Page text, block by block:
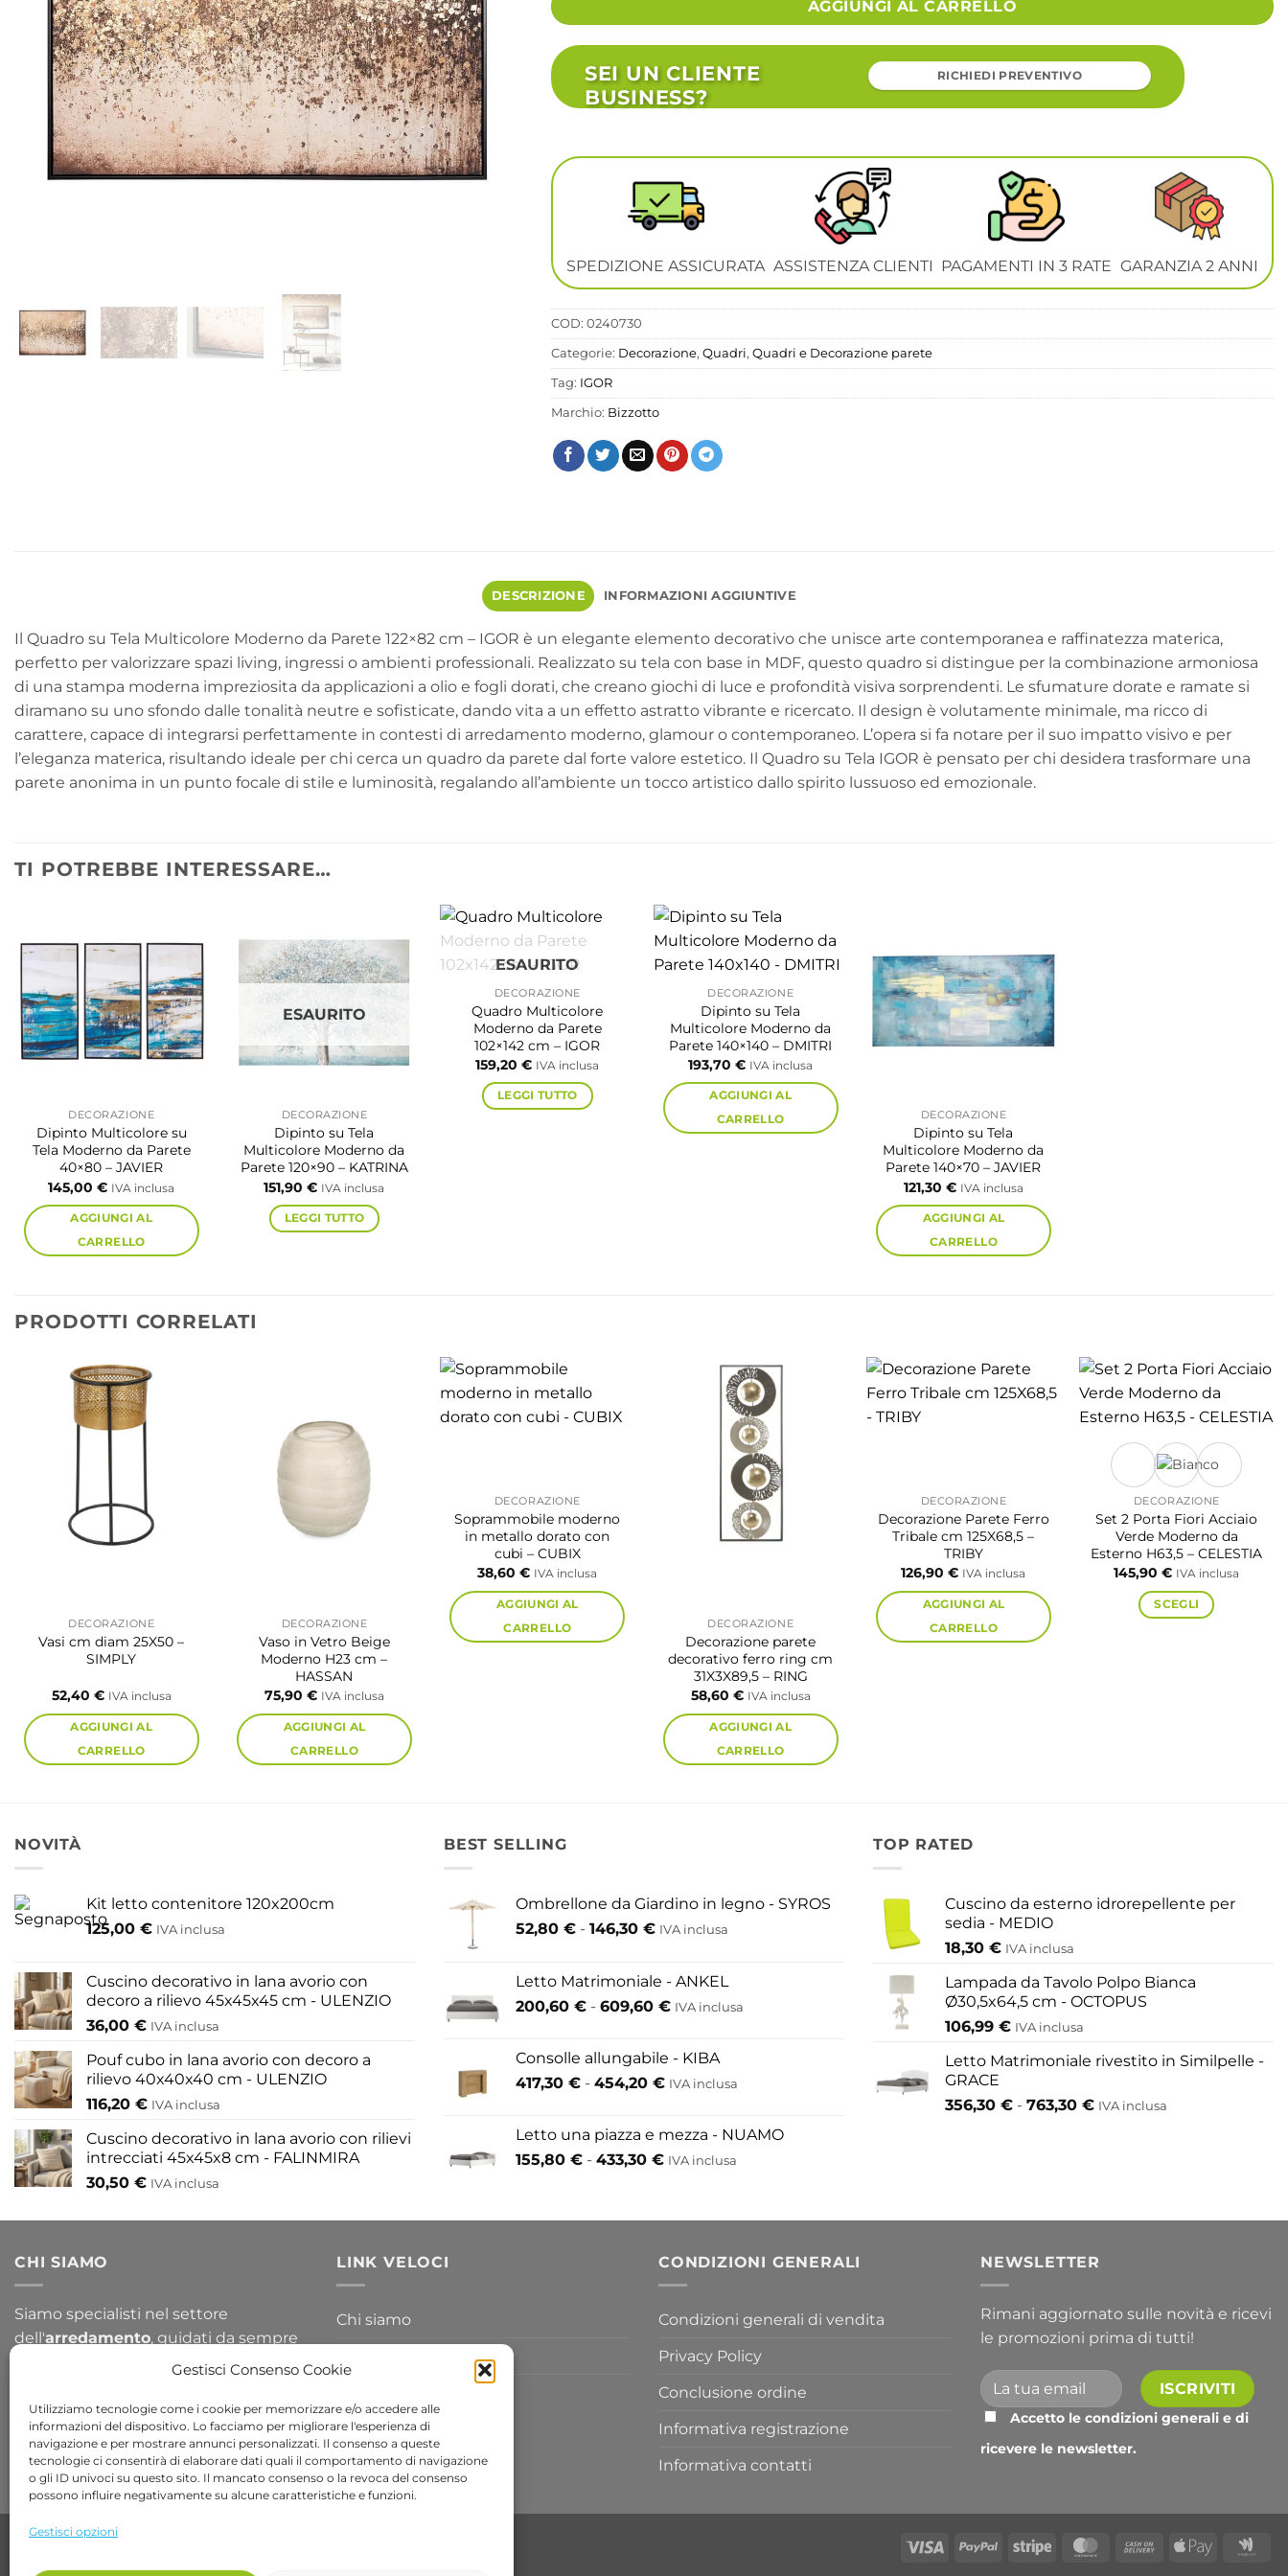
Gestisci Consenso Cookie
Utilizziamo tecnologie come i cookie per memorizzare e/o accedere alle
informazioni del dispositivo. Lo facciamo per migliorare l'esperienza di
navigazione e per mostrare annunci personalizzati. Il consenso a queste
tecnologie ci consentirà di elaborare dati quali il comportamento di navigazione
o gli ID univoci su questo sito. Il mancato consenso o la revoca del consenso
possono influire negativamente su alcune caratteristiche e funzioni.
Gestisci opzioni
AGGIUNGI AL CARRELLO
SEI UN CLIENTE
BUSINESS?
RICHIEDI PREVENTIVO
SPEDIZIONE ASSICURATA ASSISTENZA CLIENTI PAGAMENTI IN 3 RATE GARANZIA 2 ANNI
COD: 0240730
Categorie: Decorazione, Quadri, Quadri e Decorazione parete
Tag: IGOR
Marchio: Bizzotto
DESCRIZIONE INFORMAZIONI AGGIUNTIVE
Il Quadro su Tela Multicolore Moderno da Parete 122×82 cm – IGOR è un elegante elemento decorativo che unisce arte contemporanea e raffinatezza materica,
perfetto per valorizzare spazi living, ingressi o ambienti professionali. Realizzato su tela con base in MDF, questo quadro si distingue per la combinazione armoniosa
di una stampa moderna impreziosita da applicazioni a olio e fogli dorati, che creano giochi di luce e profondità visiva sorprendenti. Le sfumature dorate e ramate si
diramano su uno sfondo dalle tonalità neutre e sofisticate, dando vita a un effetto astratto vibrante e ricercato. Il design è volutamente minimale, ma ricco di
carattere, capace di integrarsi perfettamente in contesti di arredamento moderno, glamour o contemporaneo. L’opera si fa notare per il suo impatto visivo e per
l’eleganza materica, risultando ideale per chi cerca un quadro da parete dal forte valore estetico. Il Quadro su Tela IGOR è pensato per chi desidera trasformare una
parete anonima in un punto focale di stile e luminosità, regalando all’ambiente un tocco artistico dallo spirito lussuoso ed emozionale.
TI POTREBBE INTERESSARE…
DECORAZIONE
Dipinto Multicolore su
Tela Moderno da Parete
40×80 – JAVIER
145,00€ IVA inclusa
AGGIUNGI AL
CARRELLO
ESAURITO
DECORAZIONE
Dipinto su Tela
Multicolore Moderno da
Parete 120×90 – KATRINA
151,90€ IVA inclusa
LEGGI TUTTO
ESAURITO
DECORAZIONE
Quadro Multicolore
Moderno da Parete
102×142 cm – IGOR
159,20€ IVA inclusa
LEGGI TUTTO
DECORAZIONE
Dipinto su Tela
Multicolore Moderno da
Parete 140×140 – DMITRI
193,70€ IVA inclusa
AGGIUNGI AL
CARRELLO
DECORAZIONE
Dipinto su Tela
Multicolore Moderno da
Parete 140×70 – JAVIER
121,30 € IVA inclusa
AGGIUNGI AL
CARRELLO
PRODOTTI CORRELATI
DECORAZIONE
Vasi cm diam 25X50 –
SIMPLY
52,40 € IVA inclusa
AGGIUNGI AL
CARRELLO
DECORAZIONE
Vaso in Vetro Beige
Moderno H23 cm –
HASSAN
75,90 € IVA inclusa
AGGIUNGI AL
CARRELLO
DECORAZIONE
Soprammobile moderno
in metallo dorato con
cubi – CUBIX
38,60€ IVA inclusa
AGGIUNGI AL
CARRELLO
DECORAZIONE
Decorazione parete
decorativo ferro ring cm
31X3X89,5 – RING
58,60 € IVA inclusa
AGGIUNGI AL
CARRELLO
DECORAZIONE
Decorazione Parete Ferro
Tribale cm 125X68,5 –
TRIBY
126,90€ IVA inclusa
AGGIUNGI AL
CARRELLO
DECORAZIONE
Set 2 Porta Fiori Acciaio
Verde Moderno da
Esterno H63,5 – CELESTIA
145,90€ IVA inclusa
SCEGLI
pagina
NOVITÀ
Kit letto contenitore 120x200cm
125,00 € IVA inclusa
Cuscino decorativo in lana avorio con
decoro a rilievo 45x45x45 cm - ULENZIO
36,00 € IVA inclusa
Pouf cubo in lana avorio con decoro a
rilievo 40x40x40 cm - ULENZIO
116,20 € IVA inclusa
Cuscino decorativo in lana avorio con rilievi
intrecciati 45x45x8 cm - FALINMIRA
30,50 € IVA inclusa
BEST SELLING
Ombrellone da Giardino in legno - SYROS
52,80 € - 146,30 €Fascia
da
52,80 €
146,30 €
IVA inclusa
Letto Matrimoniale - ANKEL
200,60 € - 609,60 €Fascia
da
200,60 €
609,60 €
IVA inclusa
Consolle allungabile - KIBA
417,30 € - 454,20 €Fascia
da
417,30 €
IVA inclusa
Letto una piazza e mezza - NUAMO
155,80 € - 433,30 €Fascia
da
a
433,30 €
IVA inclusa
TOP RATED
Cuscino da esterno idrorepellente per
sedia - MEDIO
18,30 € IVA inclusa
Lampada da Tavolo Polpo Bianca
Ø30,5x64,5 cm - OCTOPUS
106,99 € IVA inclusa
Letto Matrimoniale rivestito in Similpelle -
GRACE
356,30 € - 763,30 €Fascia
763,30 €
IVA inclusa
CHI SIAMO
Siamo specialisti nel settore
dell'arredamento, guidati da sempre
per la passione del design. Arredare il
stato così semplice, dai un occhiata a
tutte le nostre collezioni!
LINK VELOCI
Chi siamo
CONDIZIONI GENERALI
Condizioni generali di vendita
Privacy Policy
Conclusione ordine
Informativa registrazione
Informativa contatti
NEWSLETTER
Rimani aggiornato sulle novità e ricevi
le promozioni prima di tutti!
Accetto le condizioni generali e di
ricevere le newsletter.
Visa PayPal Stripe MasterCard
Cash
Apple
Copyright 2026 ©